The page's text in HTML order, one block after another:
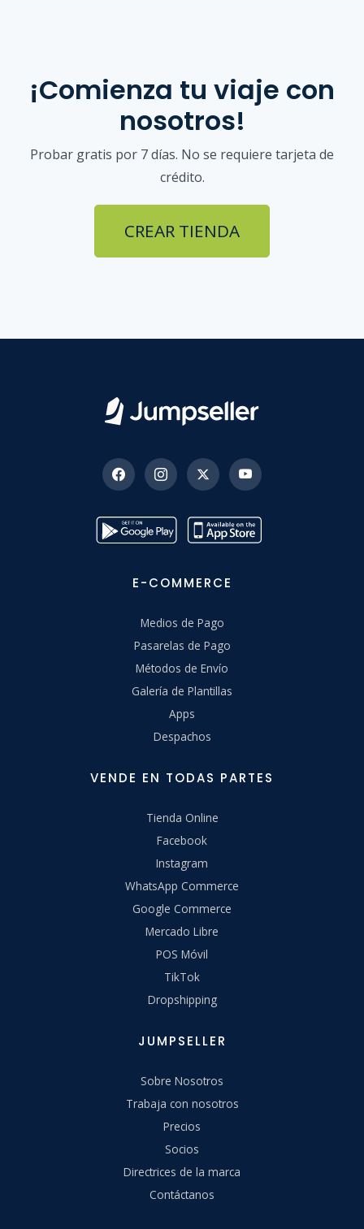
¡Comienza tu viaje con
nosotros!
Probar gratis por 7 días. No se requiere tarjeta de
crédito.
CREAR TIENDA
E-COMMERCE
Medios de Pago
Pasarelas de Pago
Métodos de Envío
Galería de Plantillas
Apps
Despachos
VENDE EN TODAS PARTES
Tienda Online
Facebook
Instagram
WhatsApp Commerce
Google Commerce
Mercado Libre
POS Móvil
TikTok
Dropshipping
JUMPSELLER
Sobre Nosotros
Trabaja con nosotros
Precios
Socios
Directrices de la marca
Contáctanos